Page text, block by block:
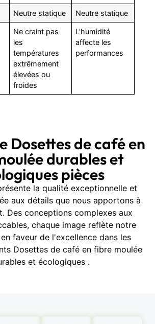
Neutre statique Neutre statique
Ne craint pas
les
températures
extrêmement
élevées ou
froides
L'humidité
affecte les
performances
Dosettes de café en
durables et
pièces
la qualité exceptionnelle et
aux détails que nous apportons à
Des conceptions complexes aux
chaque image reflète notre
faveur de l'excellence dans les
Dosettes de café en fibre moulée
et écologiques .